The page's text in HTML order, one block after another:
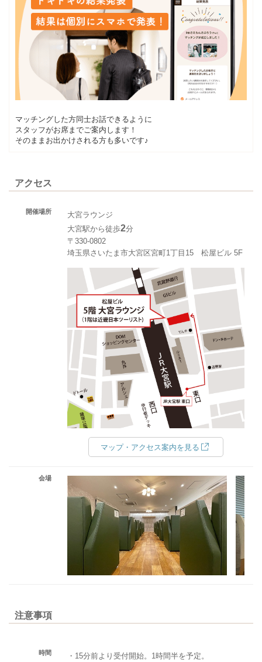
マッチングした方同士お話できるように
スタッフがお席までご案内します！
そのままお出かけされる方も多いです♪
アクセス
開催場所
大宮ラウンジ
大宮駅から徒歩2分
〒330-0802
埼玉県さいたま市大宮区宮町1丁目15 松屋ビル 5F
マップ・アクセス案内を見る
会場
注意事項
時間
・15分前より受付開始。1時間半を予定。